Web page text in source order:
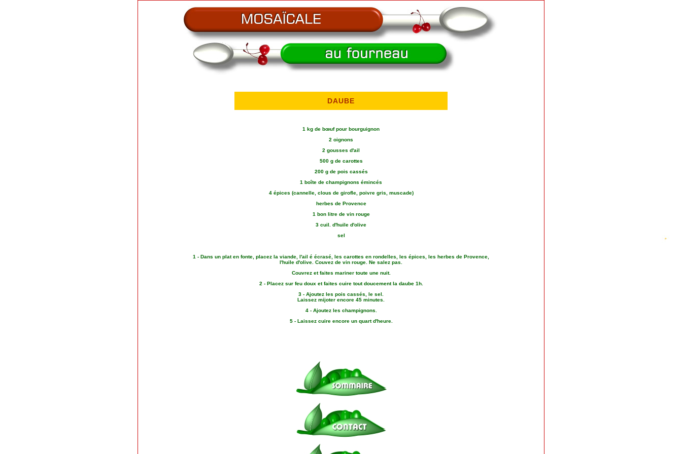
DAUBE
1 kg de bœuf pour bourguignon
2 oignons
2 gousses d'ail
500 g de carottes
200 g de pois cassés
1 boîte de champignons émincés
4 épices (cannelle, clous de girofle, poivre gris, muscade)
herbes de Provence
1 bon litre de vin rouge
3 cuil. d'huile d'olive
sel
1 - Dans un plat en fonte, placez la viande, l'ail é écrasé, les carottes en rondelles, les épices, les herbes de Provence,
l'huile d'olive. Couvez de vin rouge. Ne salez pas.
Couvrez et faites mariner toute une nuit.
2 - Placez sur feu doux et faites cuire tout doucement la daube 1h.
3 - Ajoutez les pois cassés, le sel.
Laissez mijoter encore 45 minutes.
4 - Ajoutez les champignons.
5 - Laissez cuire encore un quart d'heure.